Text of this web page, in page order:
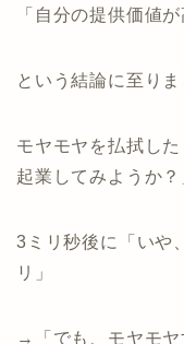
「自分の提供価値
という結論に至りま
モヤモヤを払拭し
起業してみようか
3ミリ秒後に「いや
リ」
→「でも、モヤモヤ